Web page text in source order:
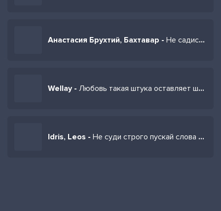
Анастасия Брухтий, Бахтавар - Не садись со мной рядом
Wellay - Любовь такая штука оставляет шрамы
Idris, Leos - Не суди строго пускай слова мои и просты